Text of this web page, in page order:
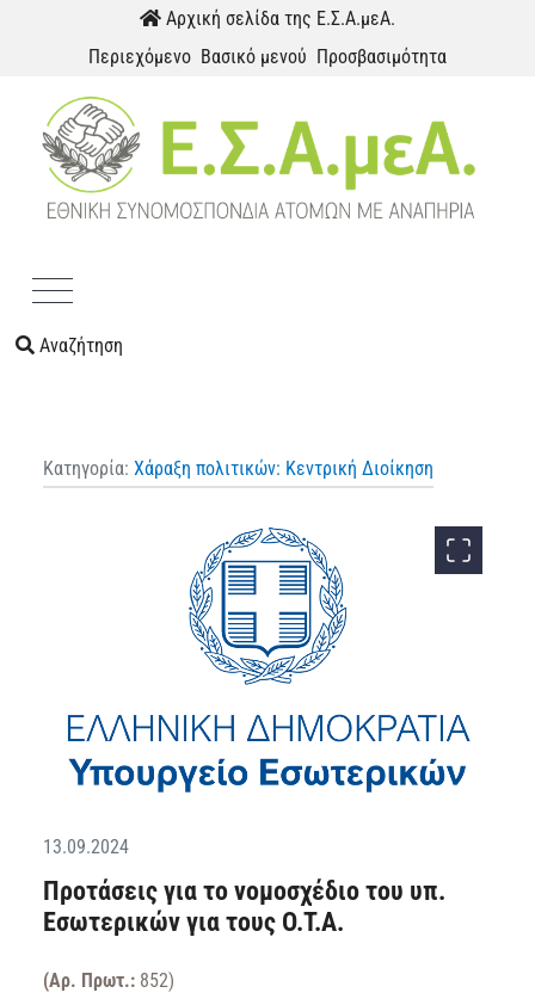
Παράκαμψη προς το περιεχόμενοΑρχική σελίδα της Ε.Σ.Α.μεΑ.
Περιεχόμενο Βασικό μενού Προσβασιμότητα
Αναζήτηση
Κατηγορία: Χάραξη πολιτικών: Κεντρική Διοίκηση
13.09.2024
Προτάσεις για το νομοσχέδιο του υπ.
Εσωτερικών για τους Ο.Τ.Α.
(Αρ. Πρωτ.: 852)